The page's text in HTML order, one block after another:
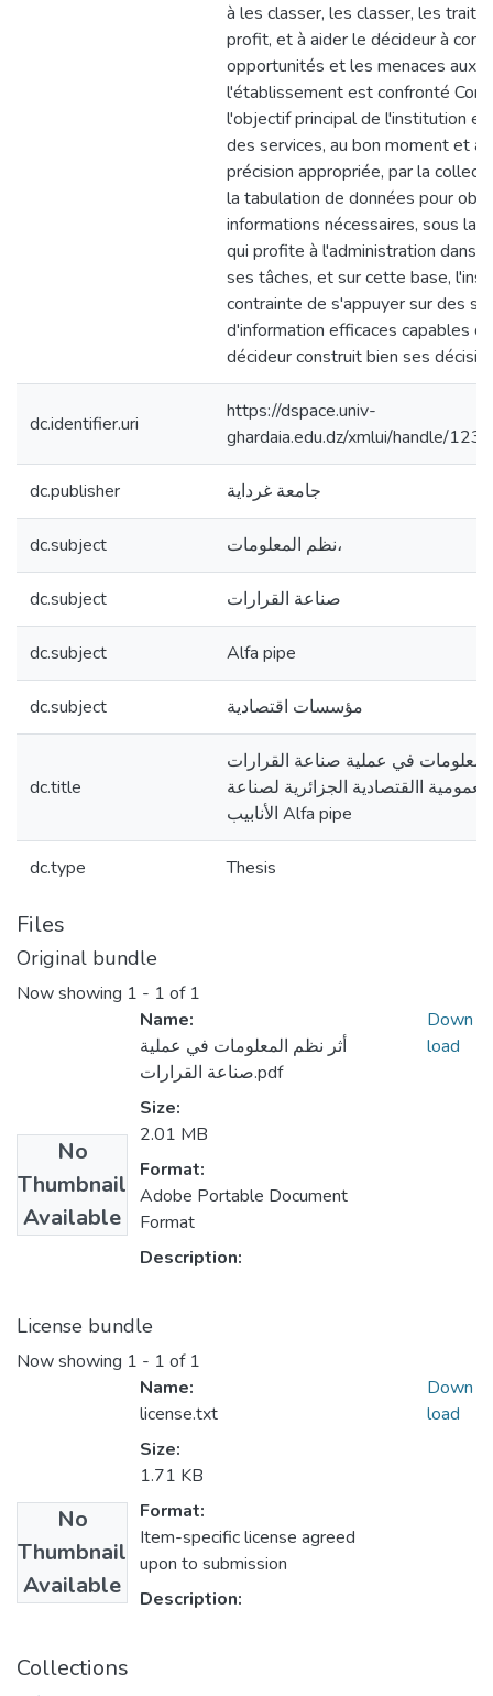
à les classer, les classer, les
profit, et à aider le décideur à
opportunités et les menaces
l'établissement est confronté
l'objectif principal de l'institution
des services, au bon moment et
précision appropriée, par la
la tabulation de données pour
informations nécessaires, sous la
qui profite à l'administration dans
ses tâches, et sur cette base,
contrainte de s'appuyer sur des
d'information efficaces capables
décideur construit bien ses
dc.identifier.uri
https://dspace.univ-
ghardaia.edu.dz/xmlui/handle/
dc.publisher جامعة غرداية
dc.subject نظم المعلومات،
dc.subject صناعة القرارات
dc.subject Alfa pipe
dc.subject مؤسسات اقتصادية
dc.title
في عملية صناعة القرارات
االقتصادية الجزائرية لصناعة
الأنابيب Alfa pipe
dc.type Thesis
Files
Original bundle
Now showing 1 - 1 of 1
No
Thumbnail
Available
Name:
أثر نظم المعلومات في عملية
صناعة القرارات.pdf
Size:
2.01 MB
Format:
Adobe Portable Document
Format
Description:
Down
load
License bundle
Now showing 1 - 1 of 1
No
Thumbnail
Available
Name:
license.txt
Size:
1.71 KB
Format:
Item-specific license agreed
upon to submission
Description:
Down
load
Collections